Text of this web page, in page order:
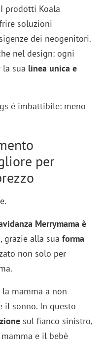
prodotti Koala
soluzioni
dei neogenitori.
nel design: ogni
sua linea unica e
è imbattibile: meno
per
Merrymama è
grazie alla suaforma
non solo per
mamma a non
il sonno. In questo
sul fianco sinistro,
e il bebè